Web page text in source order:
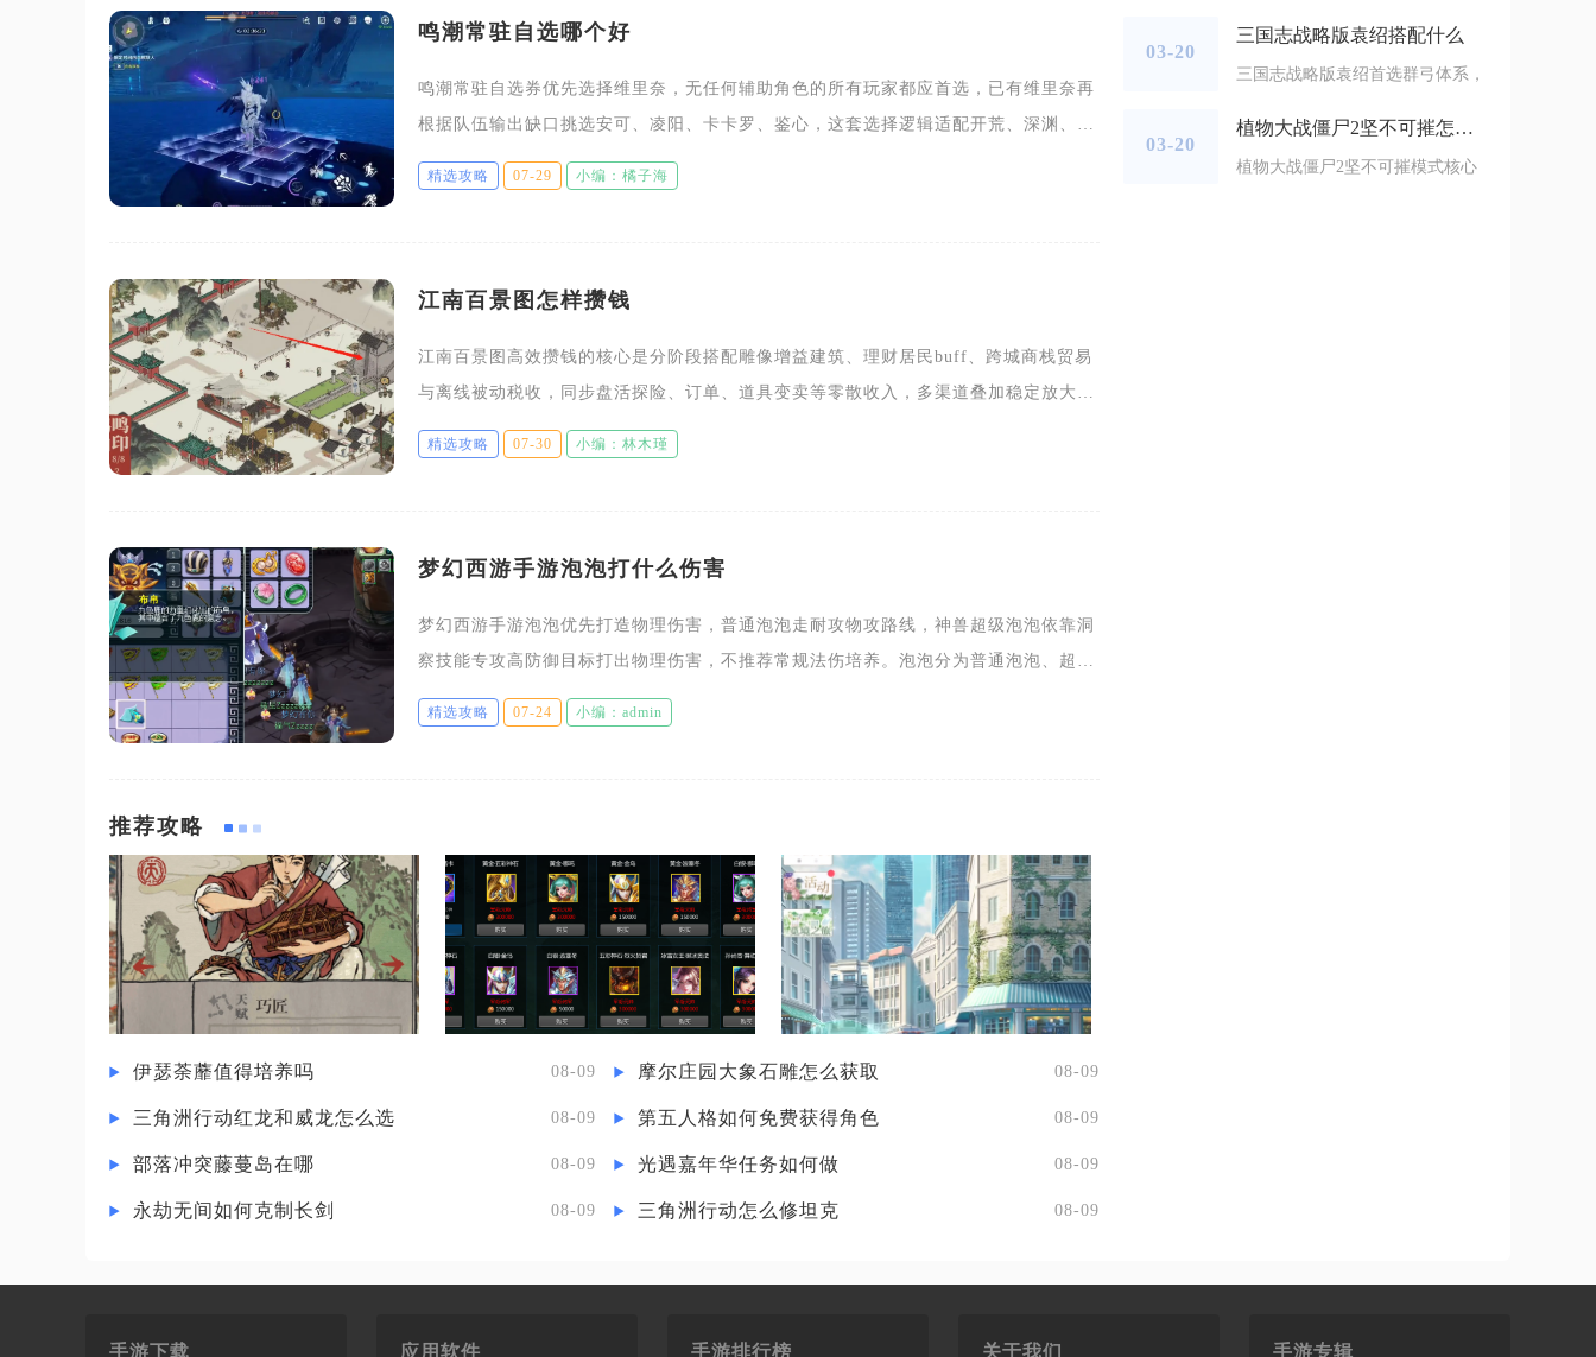
鸣潮常驻自选哪个好
鸣潮常驻自选券优先选择维里奈，无任何辅助角色的所有玩家都应首选，已有维里奈再
根据队伍输出缺口挑选安可、凌阳、卡卡罗、鉴心，这套选择逻辑适配开荒、深渊、大
世界全部场景，兼顾短期开荒舒适度与长期高难副本保值能力，不会出现角色后期闲置
浪费资源的情
精选攻略 07-29 小编：橘子海
江南百景图怎样攒钱
江南百景图高效攒钱的核心是分阶段搭配雕像增益建筑、理财居民buff、跨城商栈贸易
与离线被动税收，同步盘活探险、订单、道具变卖等零散收入，多渠道叠加稳定放大铜
钱收益，兼顾短期快速回款与长期躺赚模式，避开资源浪费式建造即可持续积累大额资
金。游戏
精选攻略 07-30 小编：林木瑾
梦幻西游手游泡泡打什么伤害
梦幻西游手游泡泡优先打造物理伤害，普通泡泡走耐攻物攻路线，神兽超级泡泡依靠洞
察技能专攻高防御目标打出物理伤害，不推荐常规法伤培养。泡泡分为普通泡泡、超级
泡泡两类，二者输出机制存在明显区别，很多玩家容易混淆养成思路。普通泡泡天生自
带连击与高级
精选攻略 07-24 小编：admin
推荐攻略
伊瑟荼蘼值得培养吗 08-09 摩尔庄园大象石雕怎么获取 08-09
三角洲行动红龙和威龙怎么选 08-09 第五人格如何免费获得角色 08-09
部落冲突藤蔓岛在哪 08-09 光遇嘉年华任务如何做 08-09
永劫无间如何克制长剑 08-09 三角洲行动怎么修坦克 08-09
03-20
三国志战略版袁绍搭配什么
三国志战略版袁绍首选群弓体系，
03-20
植物大战僵尸2坚不可摧怎么过
植物大战僵尸2坚不可摧模式核心
手游下载 应用软件 手游排行榜 关于我们 手游专辑